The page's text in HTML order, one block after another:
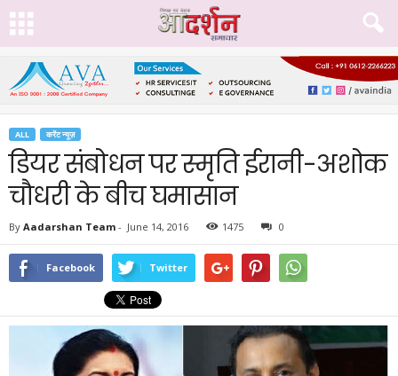
ALL करेंट न्यूज़
डियर संबोधन पर स्मृति ईरानी-अशोक
चौधरी के बीच घमासान
By Aadarshan Team - June 14, 2016 1475 0
Facebook Twitter